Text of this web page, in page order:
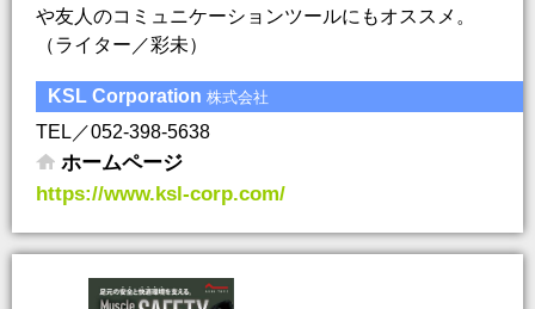
や友人のコミュニケーションツールにもオススメ。
（ライター／彩未）
KSL Corporation 株式会社
TEL／052-398-5638
ホームページ
https://www.ksl-corp.com/